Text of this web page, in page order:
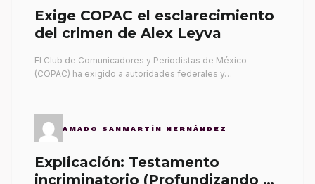
Exige COPAC el esclarecimiento
del crimen de Alex Leyva
El Club de Comunicadores y Periodistas de México
(COPAC) ha exigido a autoridades federales y…
AMADO SANMARTÍN HERNÁNDEZ
Explicación: Testamento
incriminatorio (Profundizando su